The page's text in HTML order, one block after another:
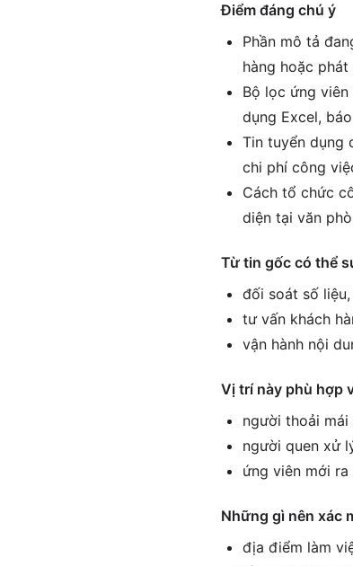
Điểm đáng chú ý
Phần mô tả
hàng hoặc
Bộ lọc ứng
dụng Excel,
Tin tuyển dụng
chi phí công
Cách tổ chức
diện tại văn
Từ tin gốc có thể
đối soát số
tư vấn khách
vận hành nội
Vị trí này phù hợp
người thoải
người quen xử
ứng viên mới
Những gì nên xác
địa điểm làm